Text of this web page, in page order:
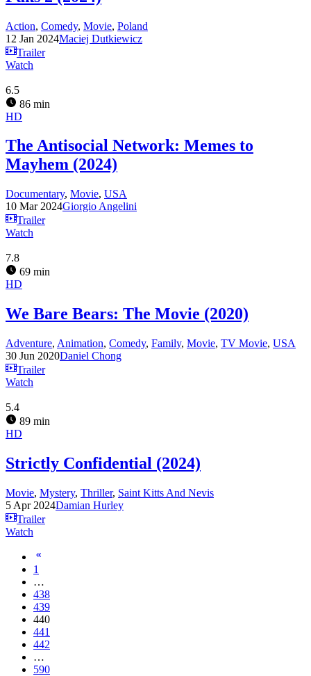
Action, Comedy, Movie, Poland
12 Jan 2024Maciej Dutkiewicz
Trailer
Watch
6.5
86 min
HD
The Antisocial Network: Memes to
Mayhem (2024)
Documentary, Movie, USA
10 Mar 2024Giorgio Angelini
Trailer
Watch
7.8
69 min
HD
We Bare Bears: The Movie (2020)
Adventure, Animation, Comedy, Family, Movie, TV Movie, USA
30 Jun 2020Daniel Chong
Trailer
Watch
5.4
89 min
HD
Strictly Confidential (2024)
Movie, Mystery, Thriller, Saint Kitts And Nevis
5 Apr 2024Damian Hurley
Trailer
Watch
1
…
438
439
440
441
442
…
590